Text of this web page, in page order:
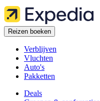
Reizen boeken
Verblijven
Vluchten
Auto's
Pakketten
Deals